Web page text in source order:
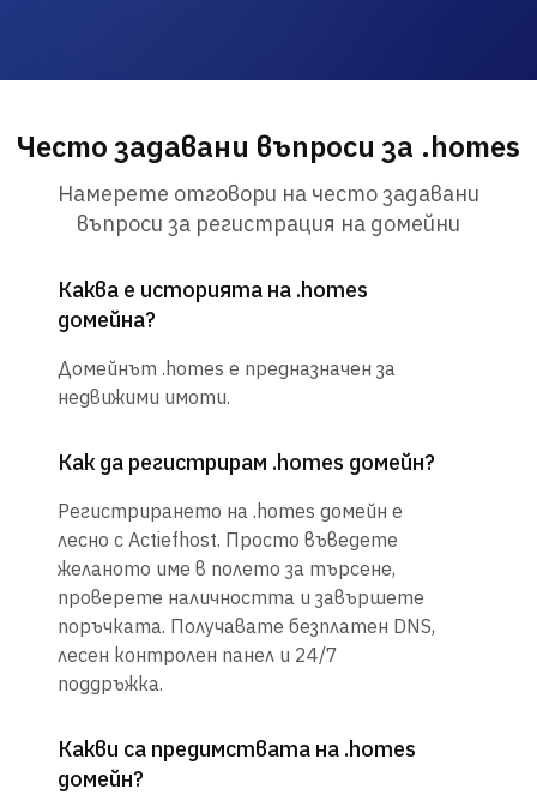
Често задавани въпроси за .homes
Намерете отговори на често задавани
въпроси за регистрация на домейни
Каква е историята на .homes
домейна?
Домейнът .homes е предназначен за
недвижими имоти.
Как да регистрирам .homes домейн?
Регистрирането на .homes домейн е
лесно с Actiefhost. Просто въведете
желаното име в полето за търсене,
проверете наличността и завършете
поръчката. Получавате безплатен DNS,
лесен контролен панел и 24/7
поддръжка.
Какви са предимствата на .homes
домейн?